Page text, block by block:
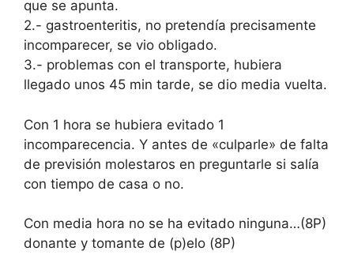
que se apunta.
2.- gastroenteritis, no pretendía precisamente
incomparecer, se vio obligado.
3.- problemas con el transporte, hubiera
llegado unos 45 min tarde, se dio media vuelta.
Con 1 hora se hubiera evitado 1
incomparecencia. Y antes de «culparle» de falta
de previsión molestaros en preguntarle si salía
con tiempo de casa o no.
Con media hora no se ha evitado ninguna…(8P)
donante y tomante de (p)elo (8P)